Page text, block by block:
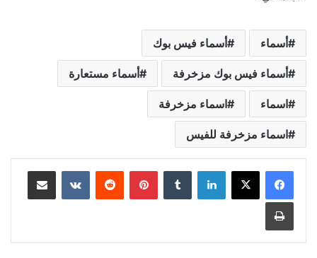
أسماء أسماء فيس بوك
أسماء فيس بوك مزخرفة أسماء مستعارة
اسماء اسماء مزخرفة
اسماء مزخرفة للفيس
لينكدإن بينتيريست